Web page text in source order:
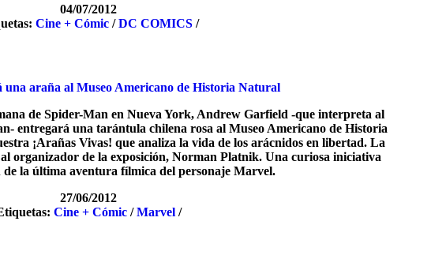
04/07/2012
Cine + Cómic /DC COMICS /
una araña al Museo Americano de Historia Natural
de Spider-Man en Nueva York, Andrew Garfield -que interpreta al
entregará una tarántula chilena rosa al Museo Americano de Historia
¡Arañas Vivas! que analiza la vida de los arácnidos en libertad. La
organizador de la exposición, Norman Platnik. Una curiosa iniciativa
la última aventura fílmica del personaje Marvel.
27/06/2012
Cine + Cómic/Marvel/